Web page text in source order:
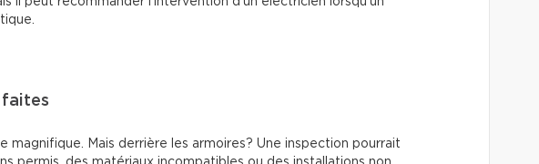
faites
magnifique. Mais derrière les armoires? Une inspection pourrait